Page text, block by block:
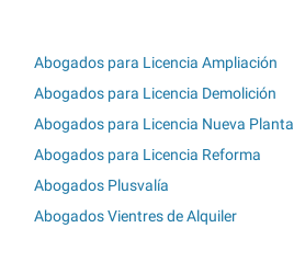
Abogados para Licencia Ampliación
Abogados para Licencia Demolición
Abogados para Licencia Nueva Planta
Abogados para Licencia Reforma
Abogados Plusvalía
Abogados Vientres de Alquiler